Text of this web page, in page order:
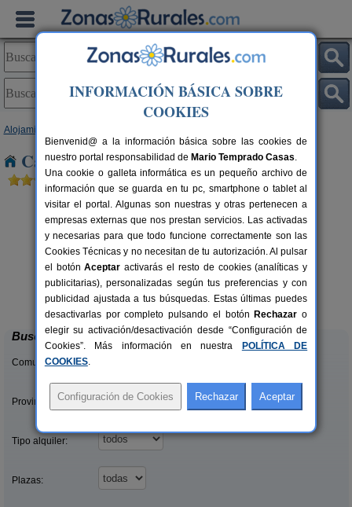
Alojamientos
Casas Rurales cerca de Inbuluzketa
15 pers.
desde30 €
Casa Rural Haitzetxea
Azpilkueta (Navarra)
Buscar
Comunidades:
Provincias/Islas:
Tipo alquiler:
Plazas:
INFORMACIÓN BÁSICA SOBRE
COOKIES
Bienvenid@ a la información básica sobre las cookies de
nuestro portal responsabilidad de Mario Temprado Casas.
Una cookie o galleta informática es un pequeño archivo de
información que se guarda en tu pc, smartphone o tablet al
visitar el portal. Algunas son nuestras y otras pertenecen a
empresas externas que nos prestan servicios. Las activadas
y necesarias para que todo funcione correctamente son las
Cookies Técnicas y no necesitan de tu autorización. Al pulsar
el botónAceptar activarás el resto de cookies (analíticas y
publicitarias), personalizadas según tus preferencias y con
publicidad ajustada a tus búsquedas. Estas últimas puedes
desactivarlas por completo pulsando el botón Rechazar o
elegir su activación/desactivación desde “Configuración de
Cookies”. Más información en nuestra
POLÍTICA DE
COOKIES.